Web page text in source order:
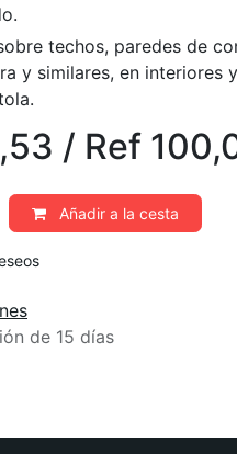
techos, paredes de
y similares, en interiores
/ Ref
Añadir a la cesta
de 15 días